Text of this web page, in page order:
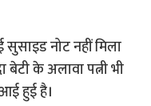
नोट नहीं मिला
के अलावा पत्नी भी
हुई है।